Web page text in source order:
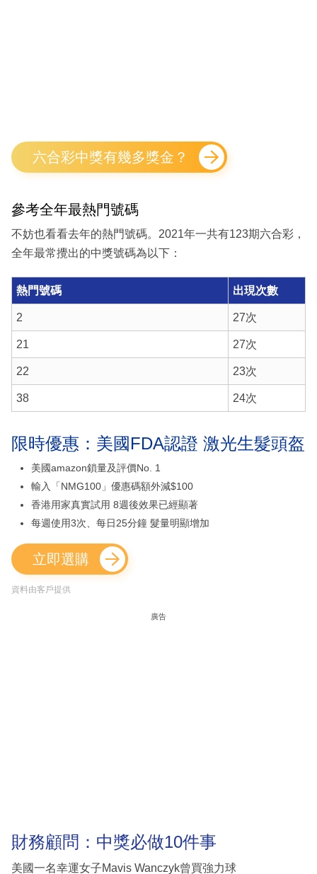
六合彩中獎有幾多獎金？
參考全年最熱門號碼
不妨也看看去年的熱門號碼。2021年一共有123期六合彩，
全年最常攪出的中獎號碼為以下：
熱門號碼 出現次數
2 27次
21 27次
22 23次
38 24次
限時優惠：美國FDA認證 激光生髮頭盔
美國amazon鎖量及評價No. 1
輸入「NMG100」優惠碼額外減$100
香港用家真實試用 8週後效果已經顯著
每週使用3次、每日25分鐘 髮量明顯增加
立即選購
資料由客戶提供
廣告
財務顧問：中獎必做10件事
美國一名幸運女子Mavis Wanczyk曾買強力球